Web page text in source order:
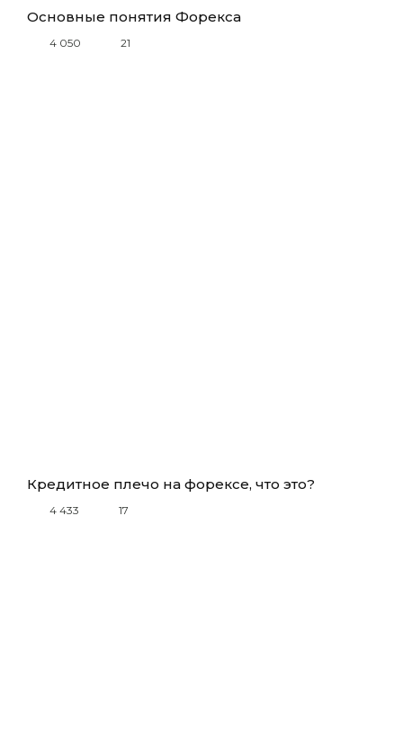
Основные понятия Форекса
4 050 21
Кредитное плечо на форексе, что это?
4 433 17